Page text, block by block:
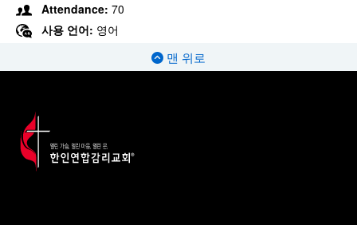
Attendance: 70
사용 언어: 영어
맨 위로